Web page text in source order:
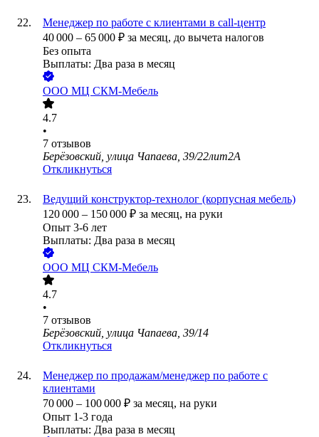
Менеджер по работе с клиентами в call-центр
40 000 – 65 000 ₽ за месяц, до вычета налогов
Без опыта
Выплаты: Два раза в месяц
ООО МЦ СКМ-Мебель
4.7
•
7 отзывов
Берёзовский, улица Чапаева, 39/22лит2А
Откликнуться
Ведущий конструктор-технолог (корпусная мебель)
120 000 – 150 000 ₽ за месяц, на руки
Опыт 3-6 лет
Выплаты: Два раза в месяц
ООО МЦ СКМ-Мебель
4.7
•
7 отзывов
Берёзовский, улица Чапаева, 39/14
Откликнуться
Менеджер по продажам/менеджер по работе с
клиентами
70 000 – 100 000 ₽ за месяц, на руки
Опыт 1-3 года
Выплаты: Два раза в месяц